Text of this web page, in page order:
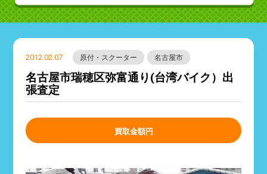
2012.02.07 原付・スクーター 名古屋市
名古屋市瑞穂区弥富通り(台湾バイク）出
張査定
買取金額円